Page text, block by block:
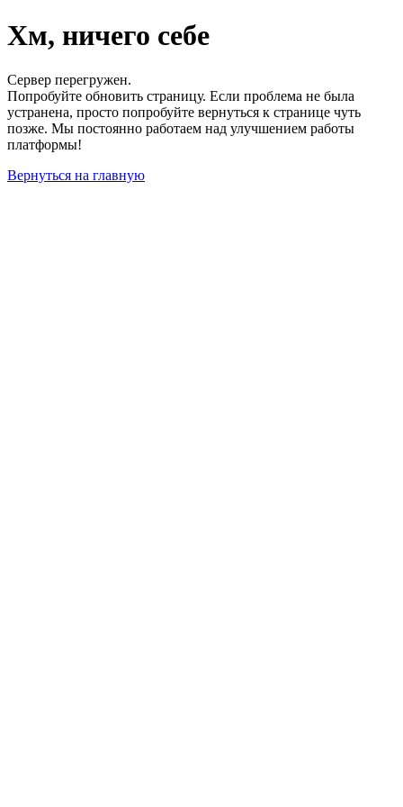
Хм, ничего себе
Сервер перегружен.
Попробуйте обновить страницу. Если проблема не была
устранена, просто попробуйте вернуться к странице чуть
позже. Мы постоянно работаем над улучшением работы
платформы!
Вернуться на главную